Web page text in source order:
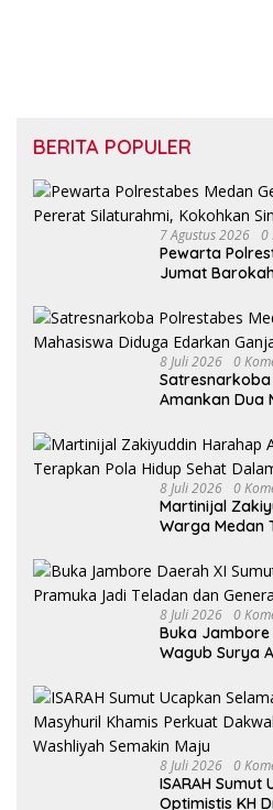
BERITA POPULER
7 Agustus 2026 0
Pewarta
Jumat
8 Juli 2026 0
Amankan Dua
8 Juli 2026 0
Martinijal
Warga Medan
8 Juli 2026 0
Buka Jambore
Wagub Surya
8 Juli 2026 0
ISARAH Sumut
Optimistis KH